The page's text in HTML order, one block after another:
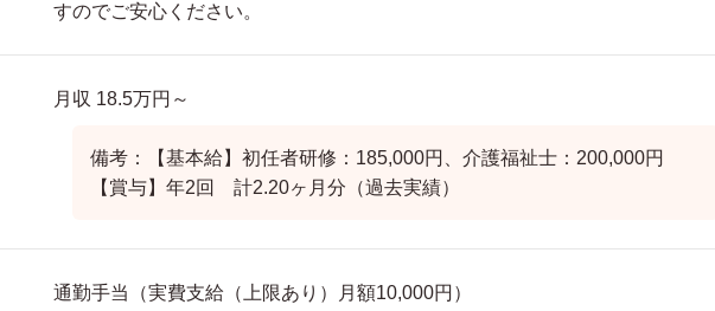
すのでご安心ください。
月収 18.5万円～
備考：【基本給】初任者研修：185,000円、介護福祉士：200,000円
【賞与】年2回 計2.20ヶ月分（過去実績）
通勤手当（実費支給（上限あり）月額10,000円）